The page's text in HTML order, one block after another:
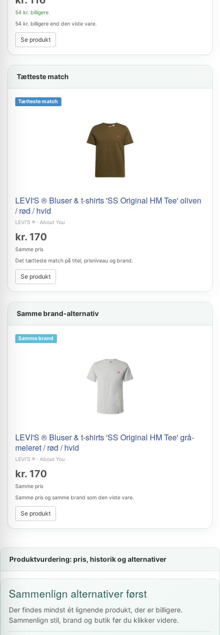
54 kr. billigere
54 kr. billigere end den viste vare.
Se produkt
Tætteste match
Tætteste match
LEVI'S ® Bluser & t-shirts 'SS Original HM Tee' oliven
/ rød / hvid
LEVI'S ® · About You
kr. 170
Samme pris
Det tætteste match på titel, prisniveau og brand.
Se produkt
Samme brand-alternativ
Samme brand
LEVI'S ® Bluser & t-shirts 'SS Original HM Tee' grå-
meleret / rød / hvid
LEVI'S ® · About You
kr. 170
Samme pris
Samme pris og samme brand som den viste vare.
Se produkt
Produktvurdering: pris, historik og alternativer
Sammenlign alternativer først
Der findes mindst ét lignende produkt, der er billigere.
Sammenlign stil, brand og butik før du klikker videre.